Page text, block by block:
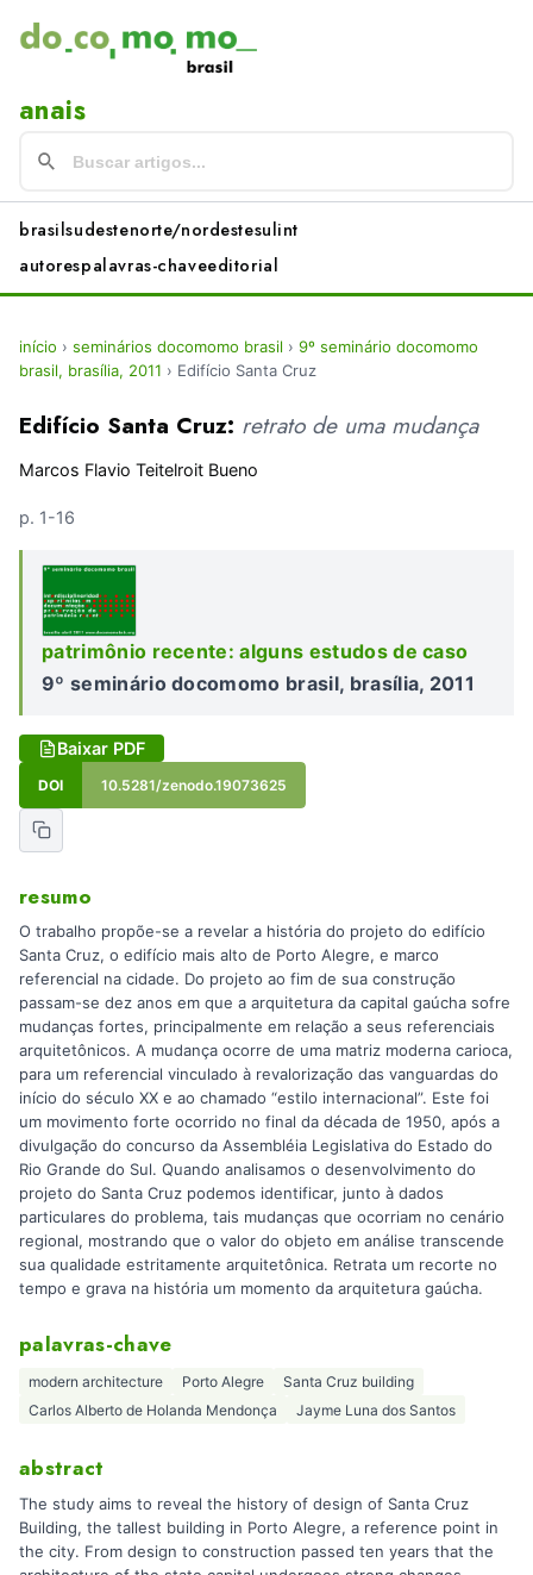
anais
brasilsudestenorte/nordestesulint
autorespalavras-chaveeditorial
início › seminários docomomo brasil › 9º seminário docomomo
brasil, brasília, 2011 › Edifício Santa Cruz
Edifício Santa Cruz: retrato de uma mudança
Marcos Flavio Teitelroit Bueno
p. 1-16
patrimônio recente: alguns estudos de caso
9º seminário docomomo brasil, brasília, 2011
Baixar PDF
DOI 10.5281/zenodo.19073625
resumo
O trabalho propõe-se a revelar a história do projeto do edifício
Santa Cruz, o edifício mais alto de Porto Alegre, e marco
referencial na cidade. Do projeto ao fim de sua construção
passam-se dez anos em que a arquitetura da capital gaúcha sofre
mudanças fortes, principalmente em relação a seus referenciais
arquitetônicos. A mudança ocorre de uma matriz moderna carioca,
para um referencial vinculado à revalorização das vanguardas do
início do século XX e ao chamado “estilo internacional”. Este foi
um movimento forte ocorrido no final da década de 1950, após a
divulgação do concurso da Assembléia Legislativa do Estado do
Rio Grande do Sul. Quando analisamos o desenvolvimento do
projeto do Santa Cruz podemos identificar, junto à dados
particulares do problema, tais mudanças que ocorriam no cenário
regional, mostrando que o valor do objeto em análise transcende
sua qualidade estritamente arquitetônica. Retrata um recorte no
tempo e grava na história um momento da arquitetura gaúcha.
palavras-chave
modern architecture Porto Alegre
Santa Cruz building
Carlos Alberto de Holanda Mendonça
Jayme Luna dos Santos
abstract
The study aims to reveal the history of design of Santa Cruz
Building, the tallest building in Porto Alegre, a reference point in
the city. From design to construction passed ten years that the